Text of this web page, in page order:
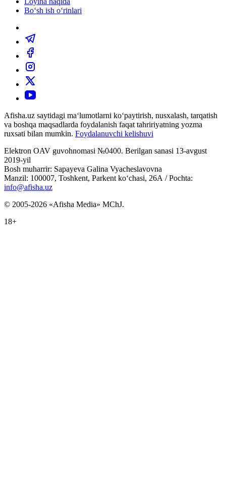
Bo‘sh ish o‘rinlari
Afisha.uz saytidagi ma‘lumotlarni ko‘paytirish, nusxalash, tarqatish
va boshqa maqsadlarda foydalanish faqat tahririyatning yozma
ruxsati bilan mumkin. Foydalanuvchi kelishuvi
Elektron OAV guvohnomasi №0400. Berilgan sanasi 13-avgust
2019-yil
Bosh muharrir: Sapayeva Galina Vyacheslavovna
Manzil: 100007, Toshkent, Parkent ko‘chasi, 26А / Pochta:
info@afisha.uz
© 2005-2026 «Afisha Media» MChJ.
18+